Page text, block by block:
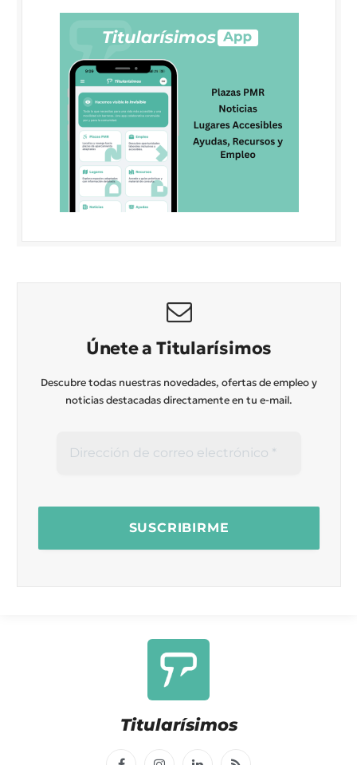
Únete a Titularísimos
Descubre todas nuestras novedades, ofertas de empleo y
noticias destacadas directamente en tu e-mail.
Titularísimos